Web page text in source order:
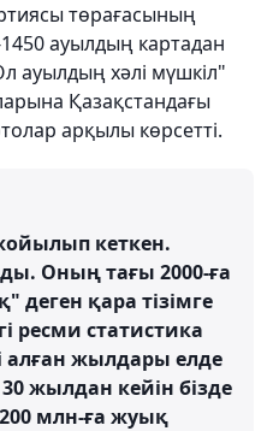
төрағасының
ауылдың картадан
ауылдың хәлі мүшкіл"
Қазақстандағы
арқылы көрсетті.
кеткен.
Оның тағы 2000-ға
қара тізімге
ресми статистика
алған жылдары елде
жылдан кейін бізде
млн-ға жуық